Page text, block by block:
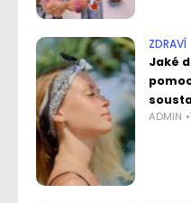
ZDRAVÍ
Jaké
ADMIN